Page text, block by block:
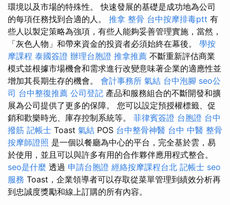
環境以及市場的特殊性。 快速發展的基礎是成功地為公司
的每項任務找到合適的人。 推拿 整骨 台中按摩排毒ptt 有
些人以製定策略為強項，有些人能夠妥善管理實施，當然，
「灰色人物」和帶來資金的投資者必須始終在幕後。 學按
摩課程 泰國簽證 辦理台胞證 推拿推薦 不斷重新評估商業
模式並根據市場機會和需求進行改變意味著企業的適應性並
增加其長期生存的機會。 會計事務所 氣結 台中泡腳 seo公
司 台中整復推薦 公司登記 產品和服務組合的不斷開發和擴
展為公司提供了更多的保障。 您可以設定預授權標籤、促
銷和歡樂時光、庫存控制系統等。 菲律賓簽證 台胞證 台中
撥筋 記帳士 Toast 氣結 POS 台中整骨神醫 台中 中醫 整骨
按摩師證照 是一個以餐廳為中心的平台，完全基於雲，易
於使用，並且可以與許多有用的合作夥伴應用程式整合。
seo是什麼 透過 申請台胞證 經絡按摩課程台北 記帳士 seo
服務 Toast，企業領導者可以存取從菜單管理到績效分析再
到忠誠度獎勵和線上訂購的所有內容。